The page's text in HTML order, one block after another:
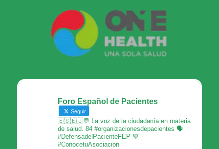
Foro Español de Pacientes
Seguir
🇪🇸🇪🇺💬 La voz de la ciudadanía en materia
de salud. 84 #organizacionesdepacientes 🗣
#DefensadelPacienteFEP 💚
#ConocetuAsociacion